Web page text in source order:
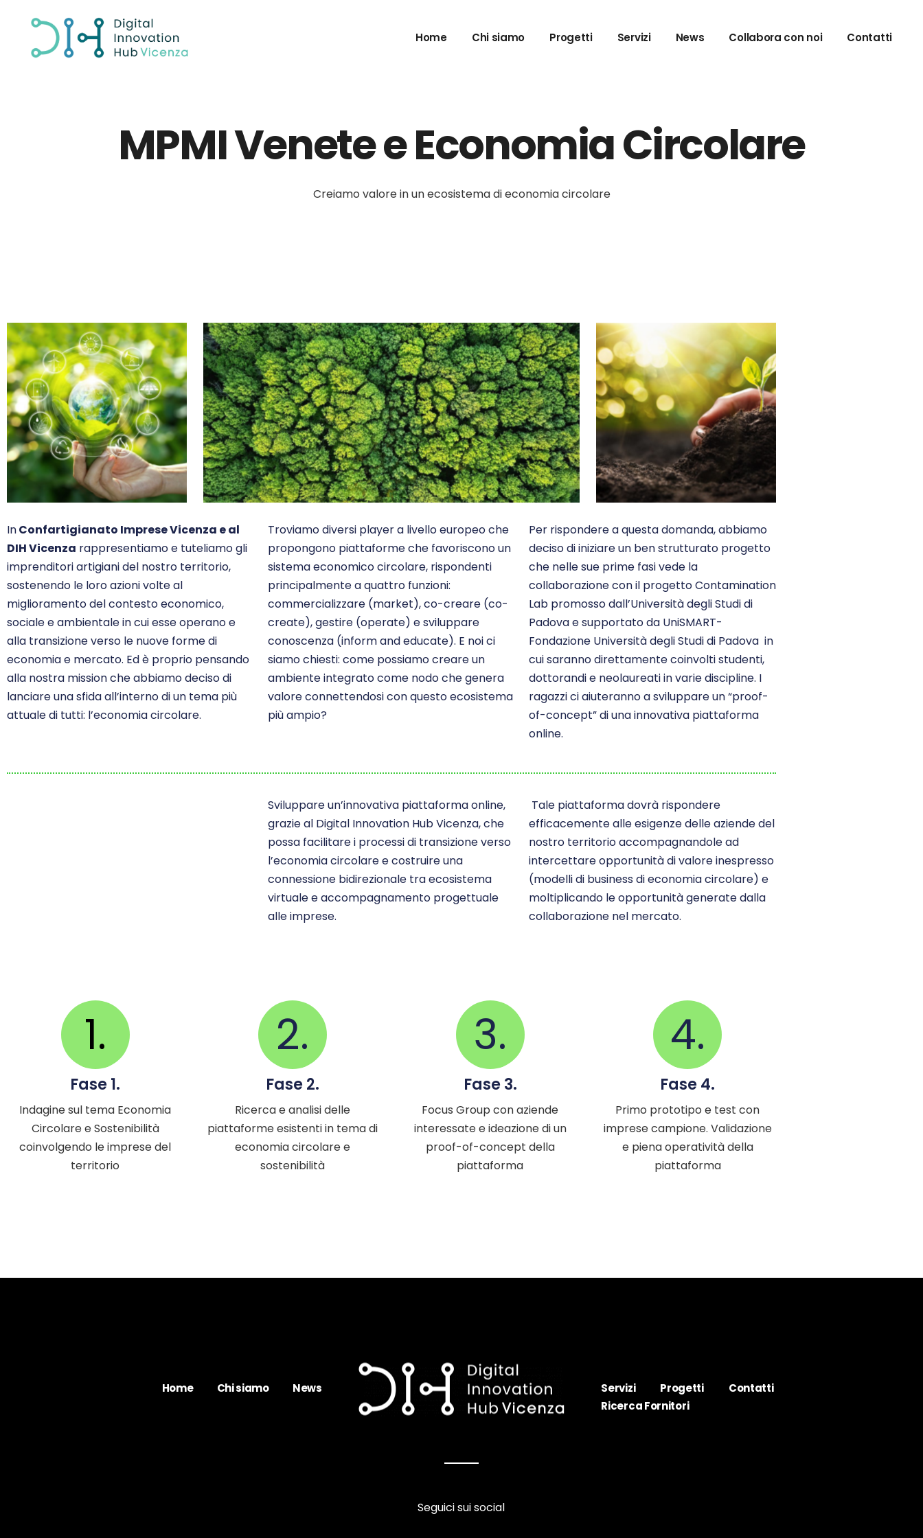
Home Chi siamo Progetti Servizi
Gate4Innovation
E-commerce
News Collabora con noi Contatti
MPMI Venete e Economia Circolare
Creiamo valore in un ecosistema di economia circolare
InConfartigianato Imprese Vicenza e al
DIH Vicenza rappresentiamo e tuteliamo gli
imprenditori artigiani del nostro territorio,
sostenendo le loro azioni volte al
miglioramento del contesto economico,
sociale e ambientale in cui esse operano e
alla transizione verso le nuove forme di
economia e mercato. Ed è proprio pensando
alla nostra mission che abbiamo deciso di
lanciare una sfida all’interno di un tema più
attuale di tutti: l’economia circolare.
Troviamo diversi player a livello europeo che
propongono piattaforme che favoriscono un
sistema economico circolare, rispondenti
principalmente a quattro funzioni:
commercializzare (market), co-creare (co-
create), gestire (operate) e sviluppare
conoscenza (inform and educate). E noi ci
siamo chiesti: come possiamo creare un
ambiente integrato come nodo che genera
valore connettendosi con questo ecosistema
più ampio?
Per rispondere a questa domanda, abbiamo
deciso di iniziare un ben strutturato progetto
che nelle sue prime fasi vede la
collaborazione con il progetto Contamination
Lab promosso dall’Università degli Studi di
Padova e supportato da UniSMART-
Fondazione Università degli Studi di Padova in
cui saranno direttamente coinvolti studenti,
dottorandi e neolaureati in varie discipline. I
ragazzi ci aiuteranno a sviluppare un“proof-
of-concept” di una innovativa piattaforma
online.
Sviluppare un’innovativa piattaforma online,
grazie al Digital Innovation Hub Vicenza, che
possa facilitare i processi di transizione verso
l’economia circolare e costruire una
connessione bidirezionale tra ecosistema
virtuale e accompagnamento progettuale
alle imprese.
Tale piattaforma dovrà rispondere
efficacemente alle esigenze delle aziende del
nostro territorio accompagnandole ad
intercettare opportunità di valore inespresso
(modelli di business di economia circolare) e
moltiplicando le opportunità generate dalla
collaborazione nel mercato.
1.
Fase 1.
Indagine sul tema Economia
Circolare e Sostenibilità
coinvolgendo le imprese del
territorio
2.
Fase 2.
Ricerca e analisi delle
piattaforme esistenti in tema di
economia circolare e
sostenibilità
3.
Fase 3.
Focus Group con aziende
interessate e ideazione di un
proof-of-concept della
piattaforma
4.
Fase 4.
Primo prototipo e test con
imprese campione. Validazione
e piena operatività della
piattaforma
Home Chi siamo News
Seguici sui social
Servizi Progetti
Contatti
Ricerca Fornitori